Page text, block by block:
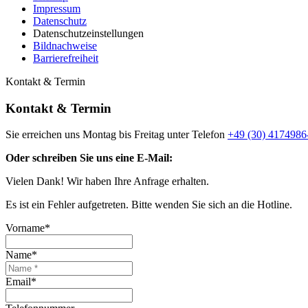
Impressum
Datenschutz
Datenschutzeinstellungen
Bildnachweise
Barrierefreiheit
Kontakt & Termin
Kontakt & Termin
Sie erreichen uns Montag bis Freitag unter Telefon +49 (30)
Oder schreiben Sie uns eine E-Mail:
Vielen Dank! Wir haben Ihre Anfrage erhalten.
Es ist ein Fehler aufgetreten. Bitte wenden Sie sich an die Hotline.
Vorname*
Name*
Email*